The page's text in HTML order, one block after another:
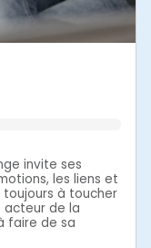
invite ses
les liens et
à toucher
acteur de la
faire de sa